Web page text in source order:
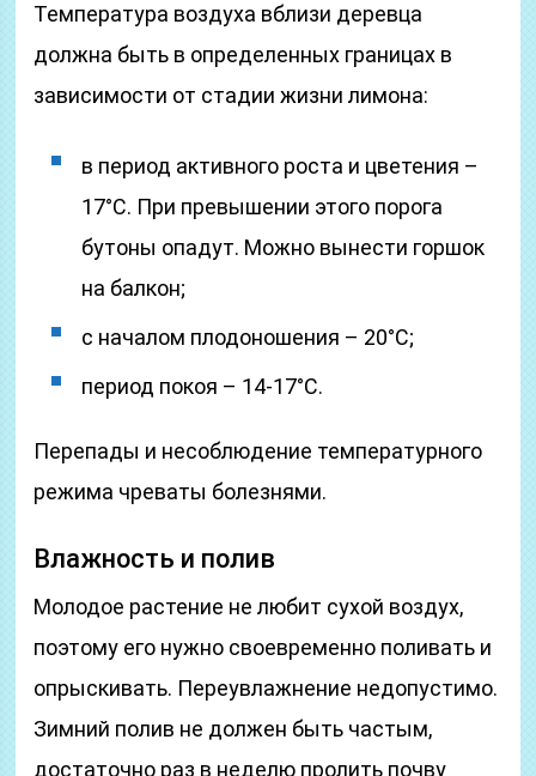
Температура воздуха вблизи деревца
должна быть в определенных границах в
зависимости от стадии жизни лимона:
в период активного роста и цветения –
17°С. При превышении этого порога
бутоны опадут. Можно вынести горшок
на балкон;
с началом плодоношения – 20°С;
период покоя – 14-17°С.
Перепады и несоблюдение температурного
режима чреваты болезнями.
Влажность и полив
Молодое растение не любит сухой воздух,
поэтому его нужно своевременно поливать и
опрыскивать. Переувлажнение недопустимо.
Зимний полив не должен быть частым,
достаточно раз в неделю пролить почву